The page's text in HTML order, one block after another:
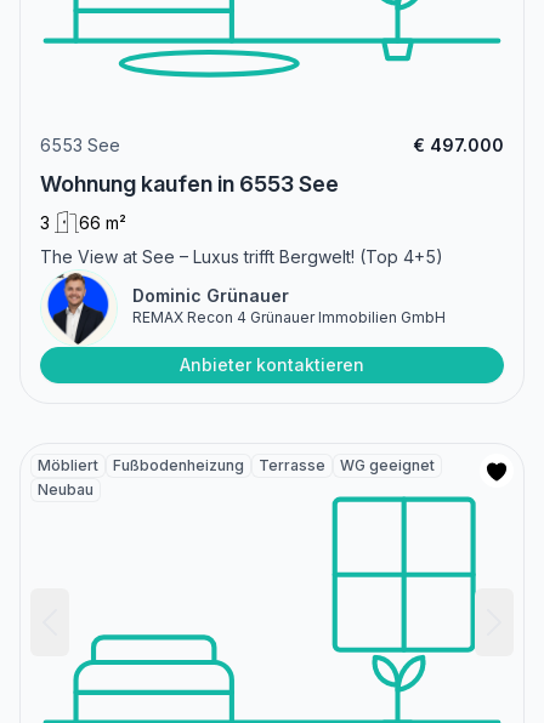
6553 See € 497.000
Wohnung kaufen in 6553 See
3
66 m²
The View at See – Luxus trifft Bergwelt! (Top 4+5)
Dominic Grünauer
REMAX Recon 4 Grünauer Immobilien GmbH
Anbieter kontaktieren
Möbliert Fußbodenheizung Terrasse
WG geeignet
Neubau